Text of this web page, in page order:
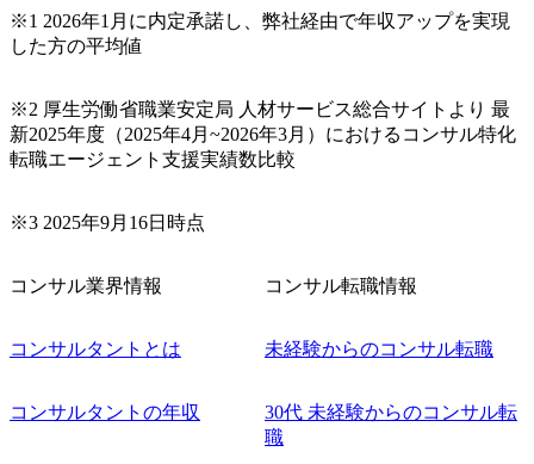
※1 2026年1月に内定承諾し、弊社経由で年収アップを実現
した方の平均値
※2 厚生労働省職業安定局 人材サービス総合サイトより 最
新2025年度（2025年4月~2026年3月）におけるコンサル特化
転職エージェント支援実績数比較
※3 2025年9月16日時点
コンサル業界情報
コンサルタントとは
コンサルタントの年収
コンサル転職情報
未経験からのコンサル転職
30代 未経験からのコンサル転
職